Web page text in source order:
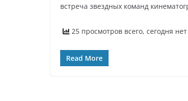
встреча звездных команд
25 просмотров всего, сегодня
Read More